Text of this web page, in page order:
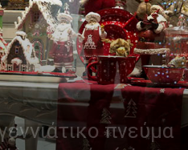
πνεύμα